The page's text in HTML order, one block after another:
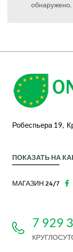
обнаружено.
Робеспьера 19,
ПОКАЗАТЬ НА
МАГАЗИН 24/7
7 929